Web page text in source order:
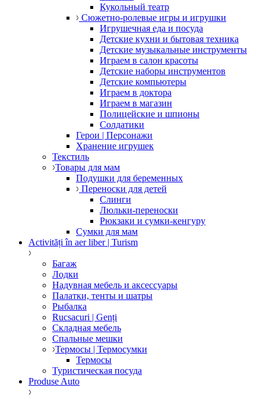
Кукольный театр
Сюжетно-ролевые игры и игрушки
Игрушечная еда и посуда
Детские кухни и бытовая техника
Детские музыкальные инструменты
Играем в салон красоты
Детские наборы инструментов
Детские компьютеры
Играем в доктора
Играем в магазин
Полицейские и шпионы
Солдатики
Герои | Персонажи
Хранение игрушек
Текстиль
Товары для мам
Подушки для беременных
Переноски для детей
Слинги
Люльки-переноски
Рюкзаки и сумки-кенгуру
Сумки для мам
Activități în aer liber | Turism
Багаж
Лодки
Надувная мебель и аксессуары
Палатки, тенты и шатры
Рыбалка
Rucsacuri | Genți
Складная мебель
Спальные мешки
Термосы | Термосумки
Термосы
Туристическая посуда
Produse Auto